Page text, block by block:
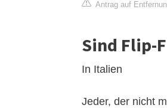
Antrag auf
Sind Flip-
In Italien
Jeder, der nicht